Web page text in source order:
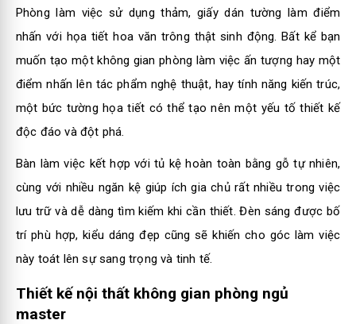
Phòng làm việc sử dụng thảm, giấy dán tường làm điểm
nhấn với họa tiết hoa văn trông thật sinh động. Bất kể bạn
muốn tạo một không gian phòng làm việc ấn tượng hay một
điểm nhấn lên tác phẩm nghệ thuật, hay tính năng kiến trúc,
một bức tường họa tiết có thể tạo nên một yếu tố thiết kế
độc đáo và đột phá.
Bàn làm việc kết hợp với tủ kệ hoàn toàn bằng gỗ tự nhiên,
cùng với nhiều ngăn kệ giúp ích gia chủ rất nhiều trong việc
lưu trữ và dễ dàng tìm kiếm khi cần thiết. Đèn sáng được bố
trí phù hợp, kiểu dáng đẹp cũng sẽ khiến cho góc làm việc
này toát lên sự sang trọng và tinh tế.
Thiết kế nội thất không gian phòng ngủ
master